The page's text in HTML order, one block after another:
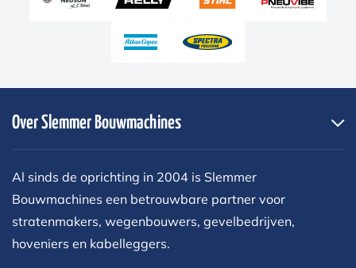
Over Slemmer Bouwmachines
Al sinds de oprichting in 2004 is Slemmer
Bouwmachines een betrouwbare partner voor
stratenmakers, wegenbouwers, gevelbedrijven,
hoveniers en kabelleggers.